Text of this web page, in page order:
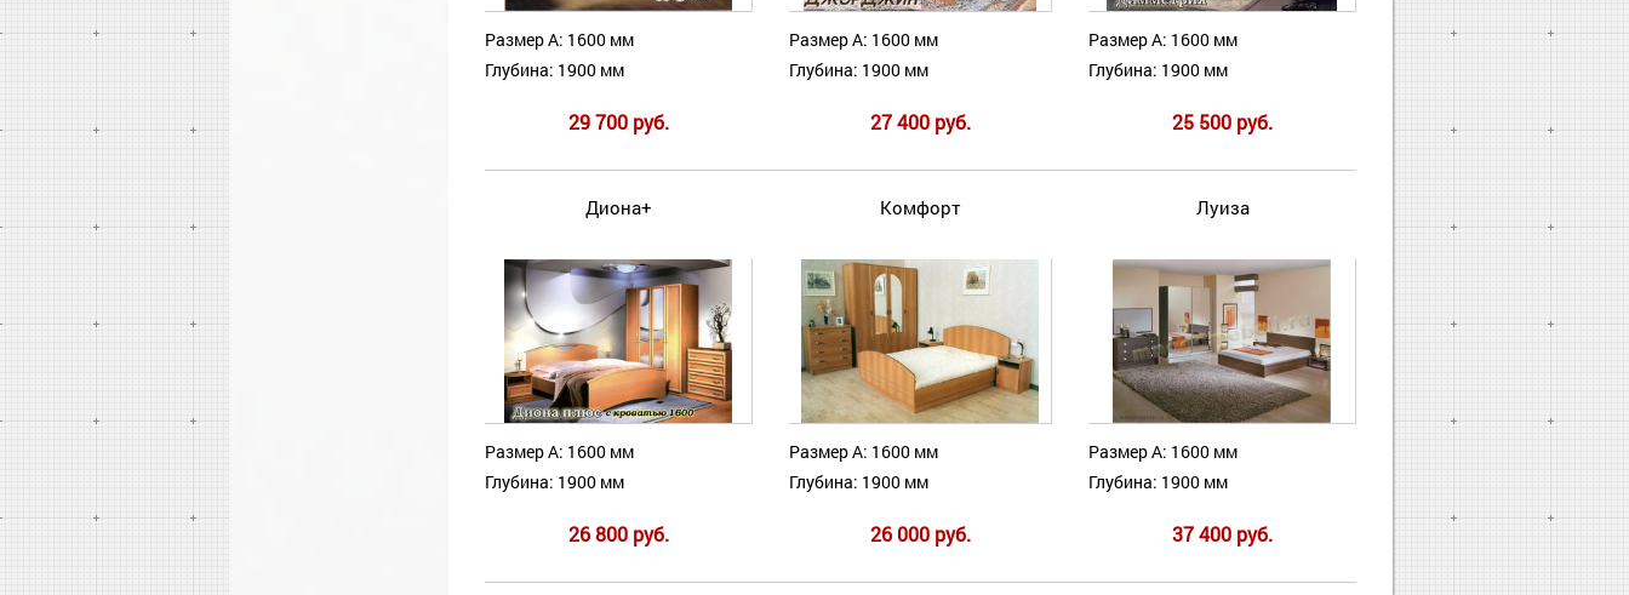
Размер А: 1600 мм
Глубина: 1900 мм
29 700 руб.
Размер А: 1600 мм
Глубина: 1900 мм
27 400 руб.
Размер А: 1600 мм
Глубина: 1900 мм
25 500 руб.
Диона+
Размер А: 1600 мм
Глубина: 1900 мм
26 800 руб.
Комфорт
Размер А: 1600 мм
Глубина: 1900 мм
26 000 руб.
Луиза
Размер А: 1600 мм
Глубина: 1900 мм
37 400 руб.